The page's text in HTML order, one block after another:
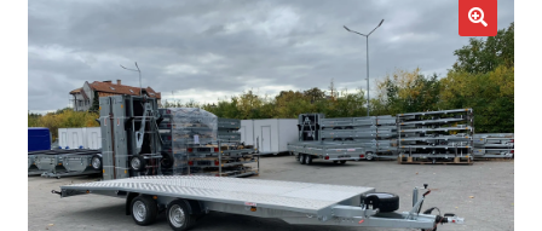
Promocje
Kontakt
🔍